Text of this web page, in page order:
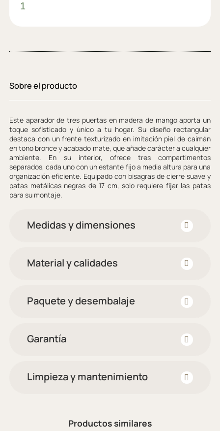
Sobre el producto
Este aparador de tres puertas en madera de mango aporta un
toque sofisticado y único a tu hogar. Su diseño rectangular
destaca con un frente texturizado en imitación piel de caimán
en tono bronce y acabado mate, que añade carácter a cualquier
ambiente. En su interior, ofrece tres compartimentos
separados, cada uno con un estante fijo a media altura para una
organización eficiente. Equipado con bisagras de cierre suave y
patas metálicas negras de 17 cm, solo requiere fijar las patas
para su montaje.
Medidas y dimensiones
Material y calidades
Paquete y desembalaje
Garantía
Limpieza y mantenimiento
Productos similares